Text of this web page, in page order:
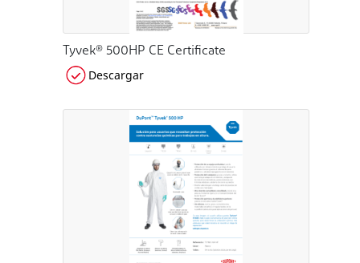
Tyvek® 500HP CE Certificate
Descargar